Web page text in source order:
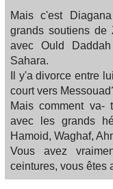
Mais c'est
grands soutiens
avec Ould
Sahara.
Il y'a divorce entre
court vers
Mais comment va-
avec les grands
Hamoid, Waghaf,
Vous avez
ceintures, vous êtes